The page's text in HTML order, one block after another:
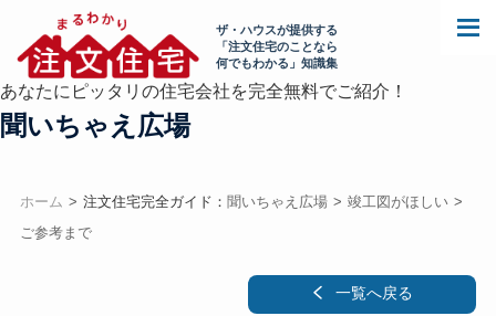
ザ・ハウスが提供する
「注文住宅のことなら
何でもわかる」知識集
あなたにピッタリの住宅会社を完全無料でご紹介！
聞いちゃえ広場
ホーム 注文住宅完全ガイド： 聞いちゃえ広場
竣工図がほしい
ご参考まで
一覧へ戻る